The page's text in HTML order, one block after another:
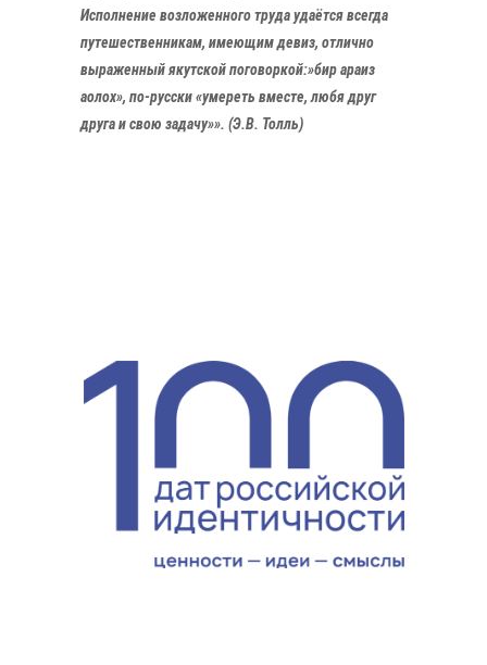
Исполнение возложенного труда удаётся всегда
путешественникам, имеющим девиз, отлично
выраженный якутской поговоркой:»бир араиз
аолох», по-русски «умереть вместе, любя друг
друга и свою задачу»». (Э.В. Толль)